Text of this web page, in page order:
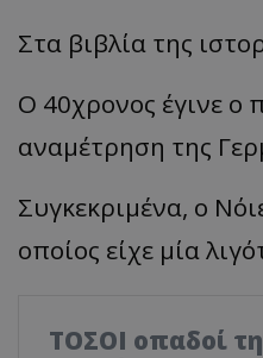
Στα βιβλία της
Ο 40χρονος έγινε ο
αναμέτρηση της
Συγκεκριμένα, ο
οποίος είχε μία
ΤΟΣΟΙ οπαδοί